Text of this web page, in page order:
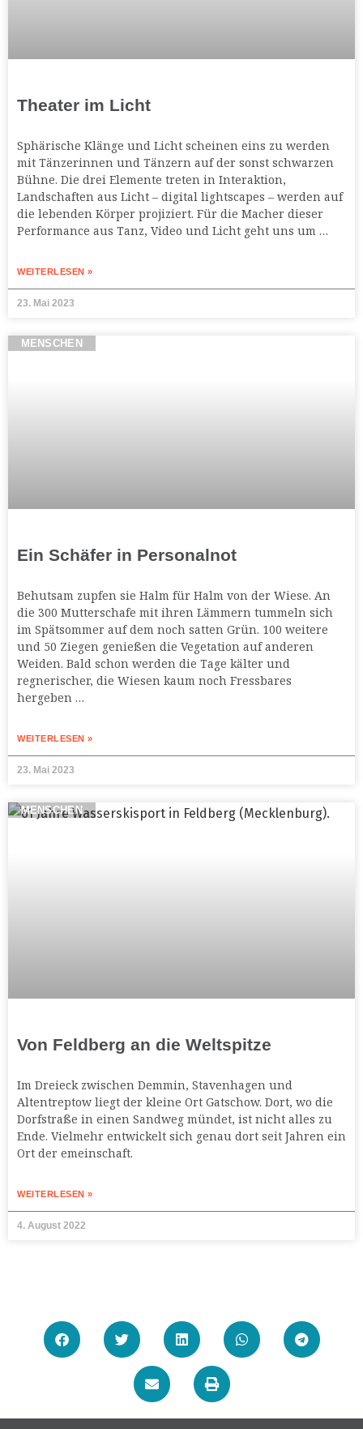
Theater im Licht
Sphärische Klänge und Licht scheinen eins zu werden
mit Tänzerinnen und Tänzern auf der sonst schwarzen
Bühne. Die drei Elemente treten in Interaktion,
Landschaften aus Licht – digital lightscapes – werden auf
die lebenden Körper projiziert. Für die Macher dieser
Performance aus Tanz, Video und Licht geht uns um …
WEITERLESEN »
23. Mai 2023
MENSCHEN
Ein Schäfer in Personalnot
Behutsam zupfen sie Halm für Halm von der Wiese. An
die 300 Mutterschafe mit ihren Lämmern tummeln sich
im Spätsommer auf dem noch satten Grün. 100 weitere
und 50 Ziegen genießen die Vegetation auf anderen
Weiden. Bald schon werden die Tage kälter und
regnerischer, die Wiesen kaum noch Fressbares
hergeben …
WEITERLESEN »
23. Mai 2023
MENSCHEN
Von Feldberg an die Weltspitze
Im Dreieck zwischen Demmin, Stavenhagen und
Altentreptow liegt der kleine Ort Gatschow. Dort, wo die
Dorfstraße in einen Sandweg mündet, ist nicht alles zu
Ende. Vielmehr entwickelt sich genau dort seit Jahren ein
Ort der emeinschaft.
WEITERLESEN »
4. August 2022